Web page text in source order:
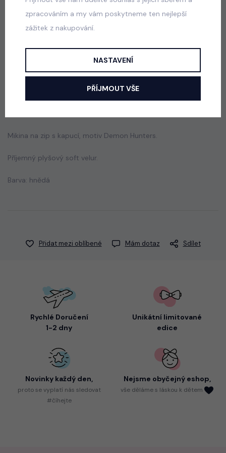
Squishy dumpling soft velur souprava černá
Mikina na zip s kapucí, motiv Demon Hunters.
Příjemný plyšový soft velur.
Barva: hnědá
Přidat mezi oblíbené Mám dotaz Sdílet
Rychlé Doručení
1-2 dny
Unikátní limitované
edice
Novinky každý den,
protose vyplatí nás sledovat
#číhejte
Nejsme obyčejný eshop,
vše děláme s láskou k dětem
zpracováním a my vám poskytneme ten nejlepší
zážitek z nakupování.
NASTAVENÍ
PŘÍJMOUT VŠE